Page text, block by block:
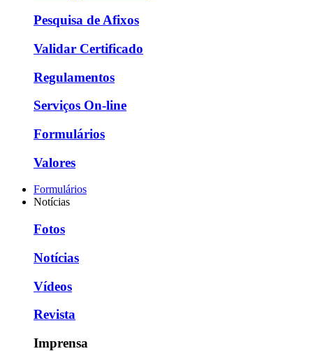
Pesquisa de Afixos
Validar Certificado
Regulamentos
Serviços On-line
Formulários
Valores
Formulários
Notícias
Fotos
Notícias
Vídeos
Revista
Imprensa